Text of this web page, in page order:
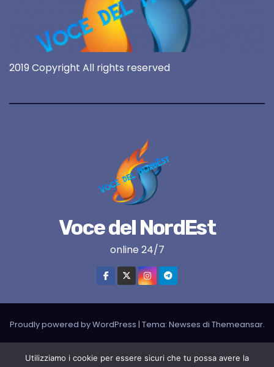
2019 Copyright All rights reserved
Voce del NordEst
online 24/7
Proudly powered by WordPress | Tema: Newses di Themeansar.
Utilizziamo i cookie per essere sicuri che tu possa avere la